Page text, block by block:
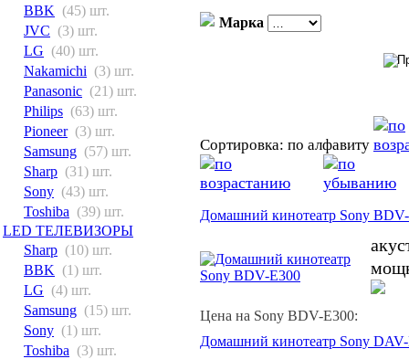
BBK (45) шт.
JVC (3) шт.
LG (40) шт.
Nakamichi (3) шт.
Panasonic (21) шт.
Philips (63) шт.
Pioneer (3) шт.
Samsung (57) шт.
Sharp (31) шт.
Sony (43) шт.
Toshiba (39) шт.
LED ТЕЛЕВИЗОРЫ
Sharp (10) шт.
BBK (1) шт.
LG (4) шт.
Samsung (15) шт.
Sony (1) шт.
Toshiba (3) шт.
Марка
Сортировка: по алфавиту
Домашний кинотеатр Sony
Цена на Sony BDV-E300:
Домашний кинотеатр Sony